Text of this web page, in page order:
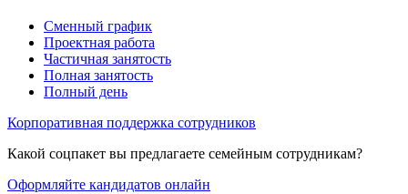
Сменный график
Проектная работа
Частичная занятость
Полная занятость
Полный день
Корпоративная поддержка сотрудников
Какой соцпакет вы предлагаете семейным сотрудникам?
Оформляйте кандидатов онлайн